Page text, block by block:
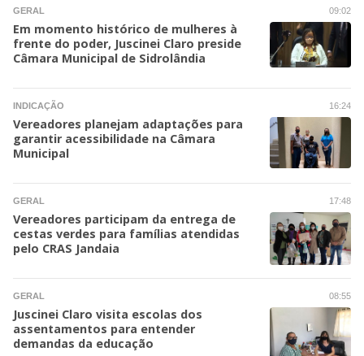
09:02
GERAL
Em momento histórico de mulheres à
frente do poder, Juscinei Claro preside
Câmara Municipal de Sidrolândia
16:24
INDICAÇÃO
Vereadores planejam adaptações para
garantir acessibilidade na Câmara
Municipal
17:48
GERAL
Vereadores participam da entrega de
cestas verdes para famílias atendidas
pelo CRAS Jandaia
08:55
GERAL
Juscinei Claro visita escolas dos
assentamentos para entender
demandas da educação